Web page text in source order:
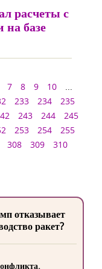
расчеты с
базе
7 8 9 10
...
233 234
235
243 244
245
253 254
255
308 309
310
отказывает
ракет?